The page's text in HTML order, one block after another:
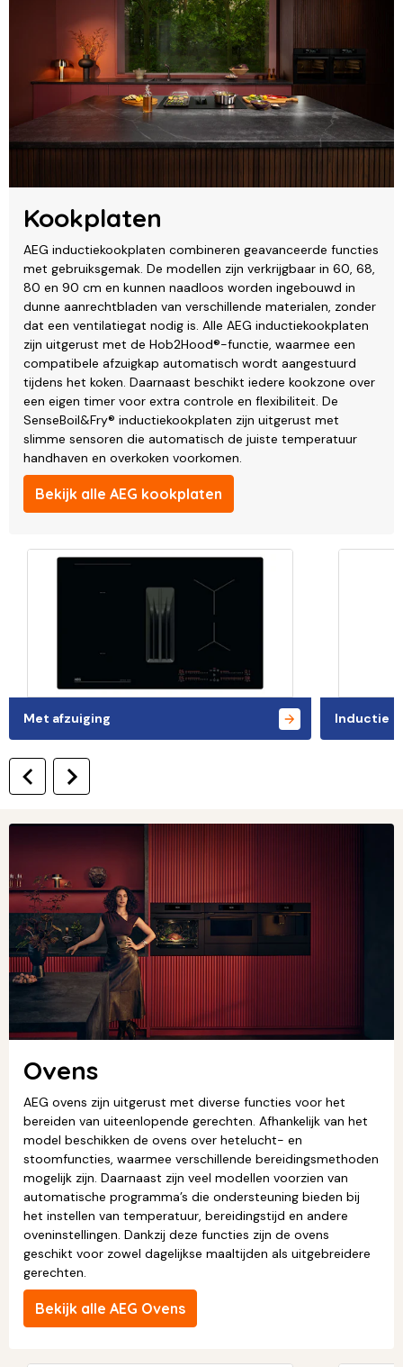
Kookplaten
AEG inductiekookplaten combineren geavanceerde functies
met gebruiksgemak. De modellen zijn verkrijgbaar in 60, 68,
80 en 90 cm en kunnen naadloos worden ingebouwd in
dunne aanrechtbladen van verschillende materialen, zonder
dat een ventilatiegat nodig is. Alle AEG inductiekookplaten
zijn uitgerust met de Hob2Hood®-functie, waarmee een
compatibele afzuigkap automatisch wordt aangestuurd
tijdens het koken. Daarnaast beschikt iedere kookzone over
een eigen timer voor extra controle en flexibiliteit. De
SenseBoil&Fry® inductiekookplaten zijn uitgerust met
slimme sensoren die automatisch de juiste temperatuur
handhaven en overkoken voorkomen.
Bekijk alle AEG kookplaten
Met afzuiging Inductie
Ovens
AEG ovens zijn uitgerust met diverse functies voor het
bereiden van uiteenlopende gerechten. Afhankelijk van het
model beschikken de ovens over hetelucht- en
stoomfuncties, waarmee verschillende bereidingsmethoden
mogelijk zijn. Daarnaast zijn veel modellen voorzien van
automatische programma’s die ondersteuning bieden bij
het instellen van temperatuur, bereidingstijd en andere
oveninstellingen. Dankzij deze functies zijn de ovens
geschikt voor zowel dagelijkse maaltijden als uitgebreidere
gerechten.
Bekijk alle AEG Ovens